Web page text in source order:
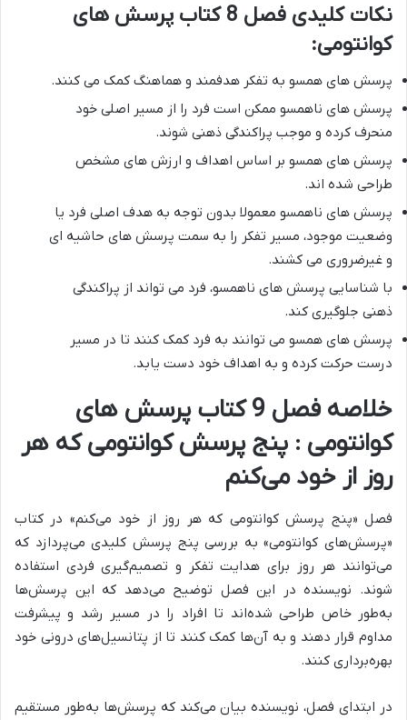
نکات کلیدی فصل 8 کتاب پرسش های
کوانتومی:
پرسش های همسو به تفکر هدفمند و هماهنگ کمک می کنند.
پرسش های ناهمسو ممکن است فرد را از مسیر اصلی خود
منحرف کرده و موجب پراکندگی ذهنی شوند.
پرسش های همسو بر اساس اهداف و ارزش های مشخص
طراحی شده اند.
پرسش های ناهمسو معمولا بدون توجه به هدف اصلی فرد یا
وضعیت موجود، مسیر تفکر را به سمت پرسش های حاشیه ای
و غیرضروری می کشند.
با شناسایی پرسش های ناهمسو، فرد می تواند از پراکندگی
ذهنی جلوگیری کند.
پرسش های همسو می توانند به فرد کمک کنند تا در مسیر
درست حرکت کرده و به اهداف خود دست یابد.
خلاصه فصل 9 کتاب پرسش های
کوانتومی : پنج پرسش کوانتومی که هر
روز از خود می‌کنم
فصل «پنج پرسش کوانتومی که هر روز از خود می‌کنم» در کتاب
«پرسش‌های کوانتومی» به بررسی پنج پرسش کلیدی می‌پردازد که
می‌توانند هر روز برای هدایت تفکر و تصمیم‌گیری فردی استفاده
شوند. نویسنده در این فصل توضیح می‌دهد که این پرسش‌ها
به‌طور خاص طراحی شده‌اند تا افراد را در مسیر رشد و پیشرفت
مداوم قرار دهند و به آن‌ها کمک کنند تا از پتانسیل‌های درونی خود
بهره‌برداری کنند.
در ابتدای فصل، نویسنده بیان می‌کند که پرسش‌ها به‌طور مستقیم